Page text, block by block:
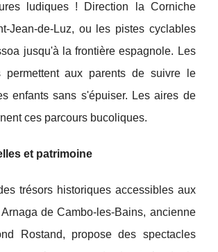
ludiques ! Direction la Corniche
Jean-de-Luz, ou les pistes cyclables
jusqu'à la frontière espagnole. Les
permettent aux parents de suivre le
enfants sans s'épuiser. Les aires de
ces parcours bucoliques.
et patrimoine
trésors historiques accessibles aux
de Cambo-les-Bains, ancienne
Rostand, propose des spectacles